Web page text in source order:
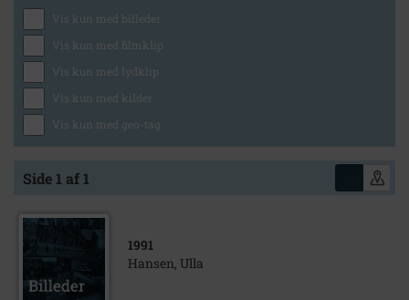
Vis kun med billeder
Vis kun med filmklip
Vis kun med lydklip
Vis kun med kilder
Vis kun med geo-tag
Side 1 af 1
1991
Hansen, Ulla